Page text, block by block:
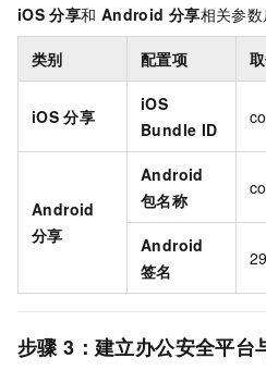
iOS 分享和 Android 分享相关参
类别 配置项
iOS 分享
iOS
Bundle ID
Android
分享
Android
包名称
Android
签名
步骤 3：建立办公安全平台